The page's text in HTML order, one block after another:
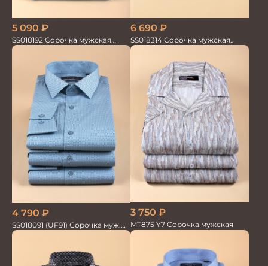
5 090 ₽
SS018192 Сорочка мужская
GROSTYLE PRIME
6 690 ₽
SS018314 Сорочка мужская
GROSTYLE TRENDY
4 790 ₽
SS018091 (UF91) Сорочка муж.
GROSTYLE PRIME
3 750 ₽
MT875 Y7 Сорочка мужская